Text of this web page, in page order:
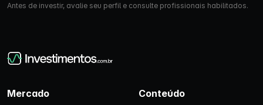
Antes de investir, avalie seu perfil e consulte profissionais habilitados.
Mercado Conteúdo